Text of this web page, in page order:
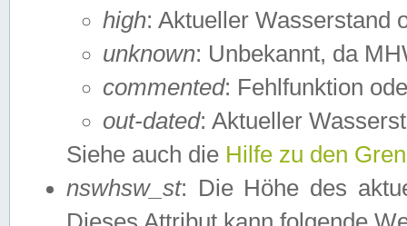
high: Aktueller Wasserstand
unknown: Unbekannt, da
commented: Fehlfunktion
out-dated: Aktueller
Siehe auch die Hilfe zu den
nswhsw_st: Die Höhe des